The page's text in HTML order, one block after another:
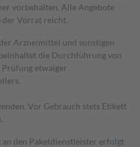
vorbehalten. Alle Angebote
der Vorrat reicht.
Arzneimittel und sonstigen
die Durchführung von
etwaiger
Vor Gebrauch stets Etikett
den Paketdienstleister erfolgt